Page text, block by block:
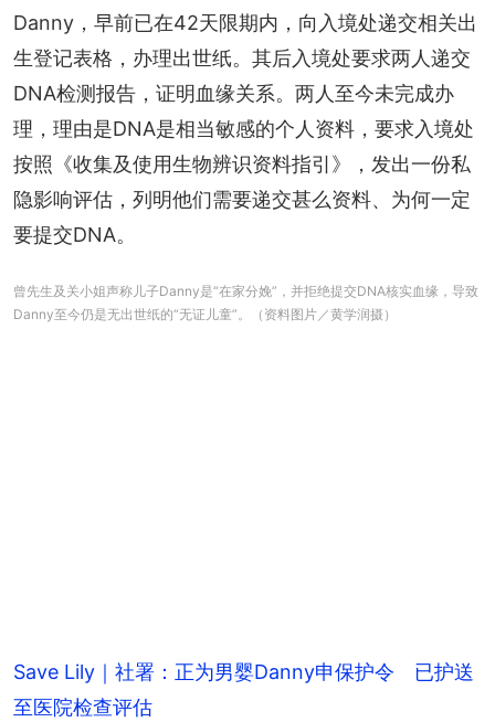
Danny，早前已在42天限期内，向入境处递交相关出
生登记表格，办理出世纸。其后入境处要求两人递交
DNA检测报告，证明血缘关系。两人至今未完成办
理，理由是DNA是相当敏感的个人资料，要求入境处
按照《收集及使用生物辨识资料指引》，发出一份私
隐影响评估，列明他们需要递交甚么资料、为何一定
要提交DNA。
曾先生及关小姐声称儿子Danny是“在家分娩”，并拒绝提交DNA核实血缘，导致
Danny至今仍是无出世纸的“无证儿童”。（资料图片／黄学润摄）
Save Lily｜社署：正为男婴Danny申保护令 已护送
至医院检查评估